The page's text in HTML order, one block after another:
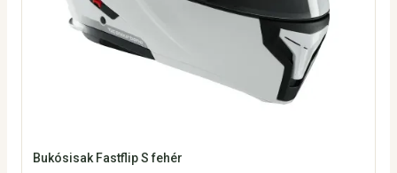
Bukósisak Fastflip S fehér